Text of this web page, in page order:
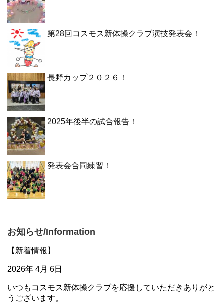
第28回コスモス新体操クラブ演技発表会！
長野カップ２０２６！
2025年後半の試合報告！
発表会合同練習！
お知らせ/Information
【新着情報】
2026年 4月 6日
いつもコスモス新体操クラブを応援していただきありがと
うございます。